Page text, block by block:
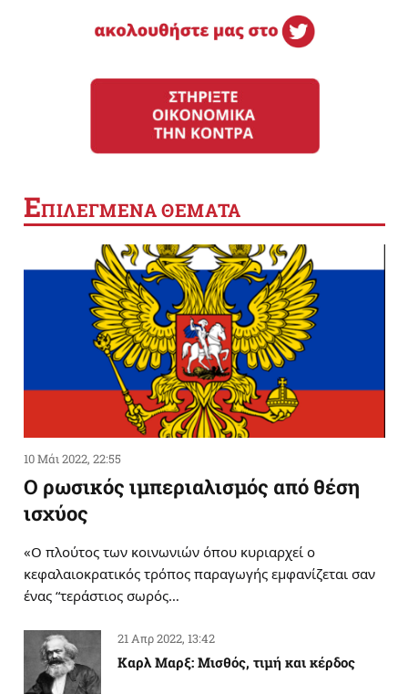
ΕΠΙΛΕΓΜΕΝΑ ΘΕΜΑΤΑ
10 Μάι 2022, 22:55
Ο ρωσικός ιμπεριαλισμός από θέση
ισχύος
«Ο πλούτος των κοινωνιών όπου κυριαρχεί ο
κεφαλαιοκρατικός τρόπος παραγωγής εμφανίζεται σαν
ένας “τεράστιος σωρός…
21 Απρ 2022, 13:42
Καρλ Μαρξ: Μισθός, τιμή και κέρδος